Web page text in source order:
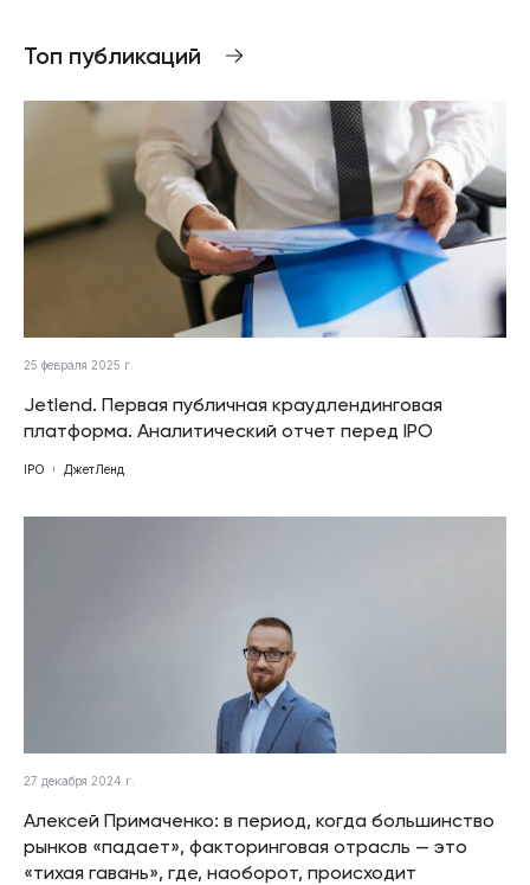
Топ публикаций
25 февраля 2025 г.
Jetlend. Первая публичная краудлендинговая
платформа. Аналитический отчет перед IPO
IPO ДжетЛенд
27 декабря 2024 г.
Алексей Примаченко: в период, когда большинство
рынков «падает», факторинговая отрасль — это
«тихая гавань», где, наоборот, происходит